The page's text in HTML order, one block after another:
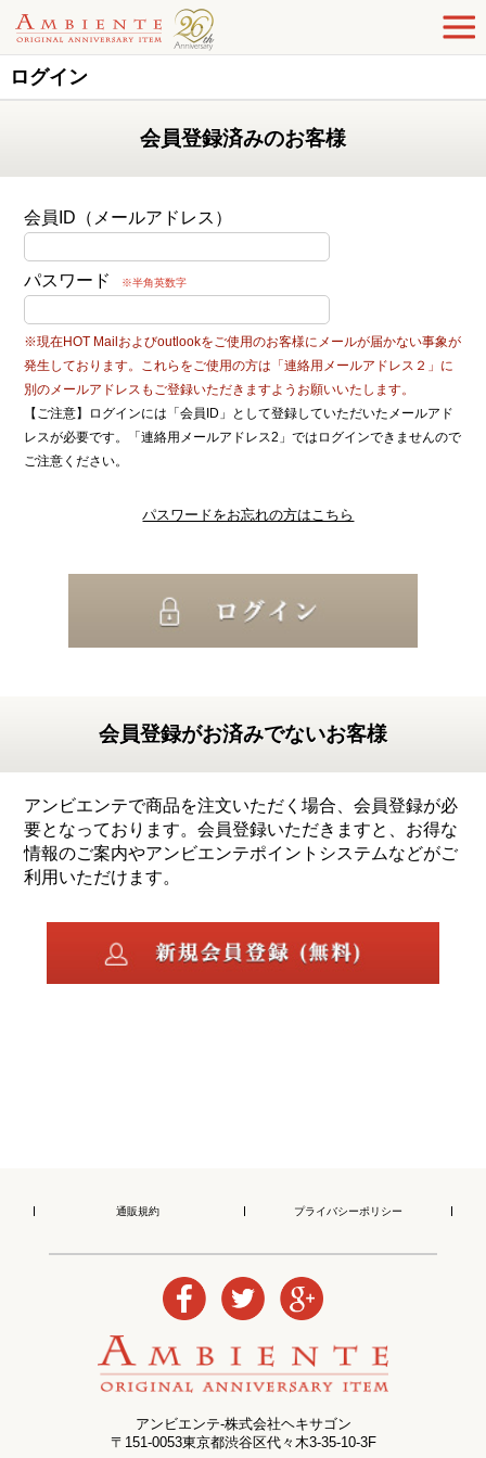
ログイン
会員登録済みのお客様
会員ID（メールアドレス）
パスワード ※半角英数字
※現在HOT Mailおよびoutlookをご使用のお客様にメールが届かない事象が
発生しております。これらをご使用の方は「連絡用メールアドレス２」に
別のメールアドレスもご登録いただきますようお願いいたします。
【ご注意】ログインには「会員ID」として登録していただいたメールアド
レスが必要です。「連絡用メールアドレス2」ではログインできませんので
ご注意ください。
パスワードをお忘れの方はこちら
会員登録がお済みでないお客様
アンビエンテで商品を注文いただく場合、会員登録が必
要となっております。会員登録いただきますと、お得な
情報のご案内やアンビエンテポイントシステムなどがご
利用いただけます。
通販規約 プライバシーポリシー
アンビエンテ-株式会社ヘキサゴン
〒151-0053東京都渋谷区代々木3-35-10-3F